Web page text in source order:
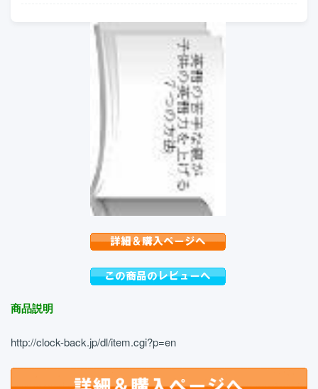
商品説明
http://clock-back.jp/dl/item.cgi?p=en